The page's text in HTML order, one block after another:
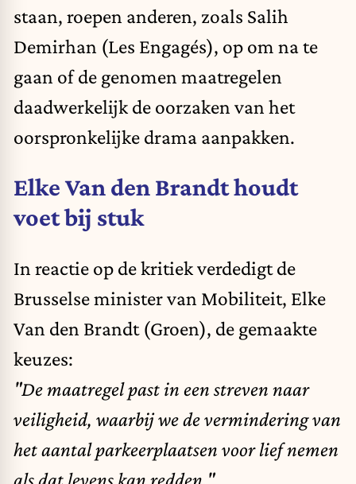
staan, roepen anderen, zoals Salih
Demirhan (Les Engagés), op om na te
gaan of de genomen maatregelen
daadwerkelijk de oorzaken van het
oorspronkelijke drama aanpakken.
Elke Van den Brandt houdt
voet bij stuk
In reactie op de kritiek verdedigt de
Brusselse minister van Mobiliteit, Elke
Van den Brandt (Groen), de gemaakte
keuzes:
"De maatregel past in een streven naar
veiligheid, waarbij we de vermindering van
het aantal parkeerplaatsen voor lief nemen
als dat levens kan redden."